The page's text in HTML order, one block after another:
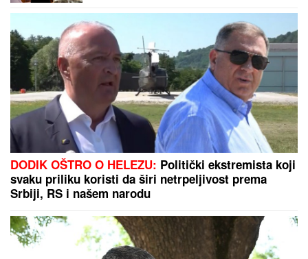
stanje stvari", ovo je samo jednom
pričala
DODIK OŠTRO O HELEZU: Politički ekstremista koji
svaku priliku koristi da širi netrpeljivost prema
Srbiji, RS i našem narodu